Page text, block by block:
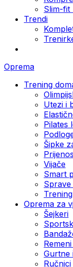
Slim-fit
Trendi
Oprema
Trening
Utezi i
Pilates
Šipke
Vijače
Smart
Sprave
Oprema za
Šejkeri
Gurtne
Ručnici